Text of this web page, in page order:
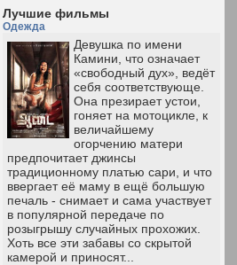
Лучшие фильмы
Одежда
Девушка по имени
Камини, что означает
«свободный дух», ведёт
себя соответствующе.
Она презирает устои,
гоняет на мотоцикле, к
величайшему
огорчению матери
предпочитает джинсы
традиционному платью сари, и что
ввергает её маму в ещё большую
печаль - снимает и сама участвует
в популярной передаче по
розыгрышу случайных прохожих.
Хоть все эти забавы со скрытой
камерой и приносят...